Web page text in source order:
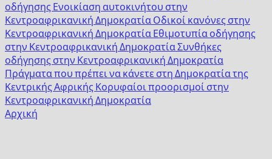
οδήγησης Ενοικίαση αυτοκινήτου στην
Κεντροαφρικανική Δημοκρατία Οδικοί κανόνες στην
Κεντροαφρικανική Δημοκρατία Εθιμοτυπία οδήγησης
στην Κεντροαφρικανική ΔημοκρατίαΣυνθήκες
οδήγησης στην Κεντροαφρικανική Δημοκρατία
Πράγματα που πρέπει να κάνετε στη Δημοκρατία της
Κεντρικής Αφρικής Κορυφαίοι προορισμοί στην
Κεντροαφρικανική Δημοκρατία
Αρχική